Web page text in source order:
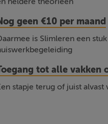
geen €10 per maand
is Slimleren een
tot alle vakken
stapje terug of juist alvast